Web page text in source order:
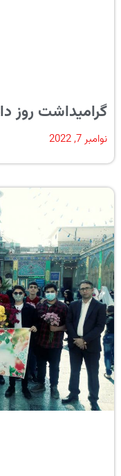
گرامیداشت روز
نوامبر 7, 2022